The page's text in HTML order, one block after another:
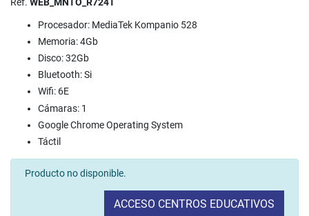
Procesador: MediaTek Kompanio 528
Memoria: 4Gb
Disco: 32Gb
Bluetooth: Si
Wifi: 6E
Cámaras: 1
Google Chrome Operating System
Táctil
Producto no disponible.
ACCESO CENTROS EDUCATIVOS